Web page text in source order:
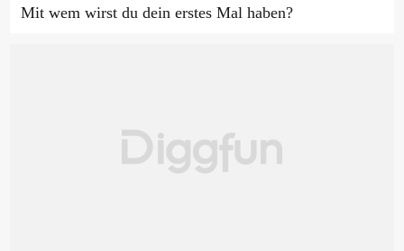
Mit wem wirst du dein erstes Mal haben?